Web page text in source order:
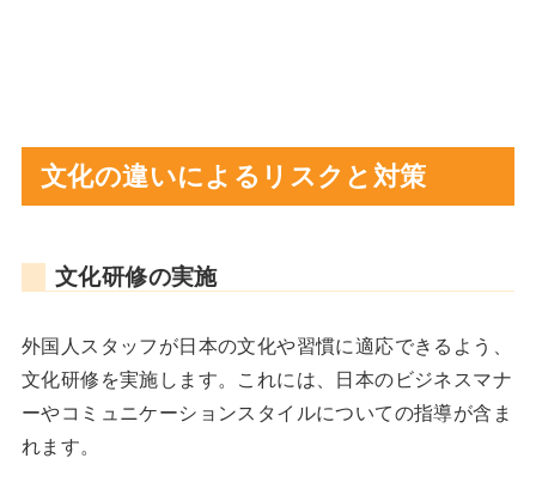
文化の違いによるリスクと対策
文化研修の実施
外国人スタッフが日本の文化や習慣に適応できるよう、
文化研修を実施します。これには、日本のビジネスマナ
ーやコミュニケーションスタイルについての指導が含ま
れます。